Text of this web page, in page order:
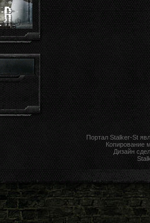
Портал Stalker-St
Копирование
Дизайн